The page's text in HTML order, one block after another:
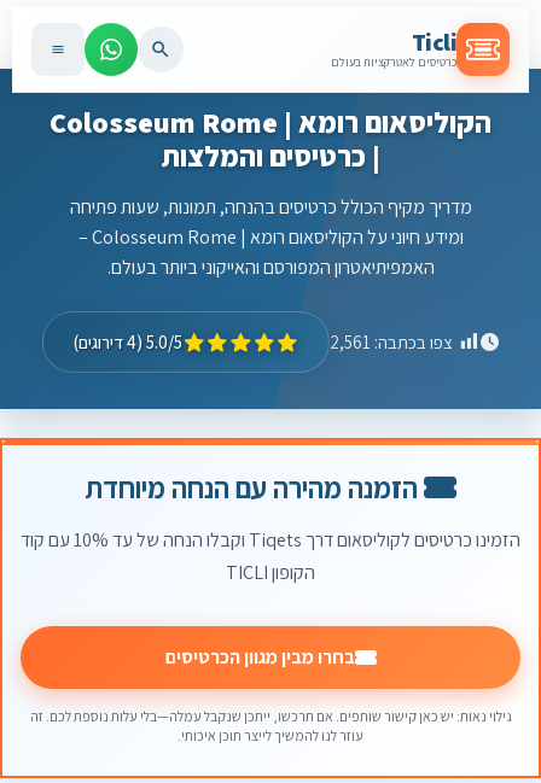
Ticli
כרטיסים לאטרקציות בעולם
הקוליסאום רומא | Colosseum Rome
| כרטיסים והמלצות
מדריך מקיף הכולל כרטיסים בהנחה, תמונות, שעות פתיחה
ומידע חיוני על הקוליסאום רומא | Colosseum Rome –
האמפיתיאטרון המפורסם והאייקוני ביותר בעולם.
צפו בכתבה: 2,561 5.0/5 (4 דירוגים)
הזמנה מהירה עם הנחה מיוחדת
הזמינו כרטיסים לקוליסאום דרך Tiqets וקבלו הנחה של עד 10% עם קוד
הקופון TICLI
בחרו מבין מגוון הכרטיסים
גילוי נאות: יש כאן קישור שותפים. אם תרכשו, ייתכן שנקבל עמלה—בלי עלות נוספת לכם. זה
עוזר לנו להמשיך לייצר תוכן איכותי.